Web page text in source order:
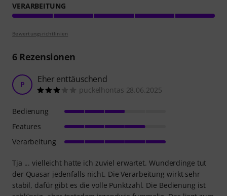
VERARBEITUNG
Bewertungsrichtlinien
6Rezensionen
P Eher enttäuschend
puckelhontas 28.06.2025
Tja ... vielleicht hatte ich zuviel erwartet. Wunderdinge tut
der Quasar jedenfalls nicht. Die Verarbeitung wirkt sehr
stabil, dafür gibt es die volle Punktzahl. Die Bedienung ist
Bedienung
Features
Verarbeitung